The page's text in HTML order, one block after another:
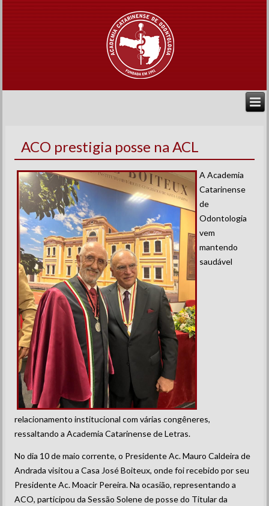
ACO prestigia posse na ACL
A Academia
Catarinense
de
Odontologia
vem
mantendo
saudável
relacionamento institucional com várias congêneres,
ressaltando a Academia Catarinense de Letras.
No dia 10 de maio corrente, o Presidente Ac. Mauro Caldeira de
Andrada visitou a Casa José Boiteux, onde foi recebido por seu
Presidente Ac. Moacir Pereira. Na ocasião, representando a
ACO, participou da Sessão Solene de posse do Titular da